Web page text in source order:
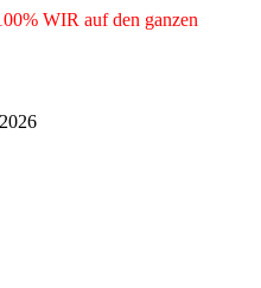
WIR auf den ganzen